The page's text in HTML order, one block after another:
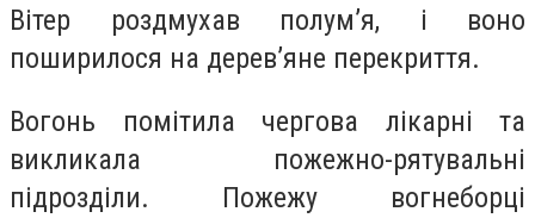
Вітер роздмухав полум’я, і воно
поширилося на дерев’яне перекриття.
Вогонь помітила чергова лікарні та
викликала пожежно-рятувальні
підрозділи. Пожежу вогнеборці